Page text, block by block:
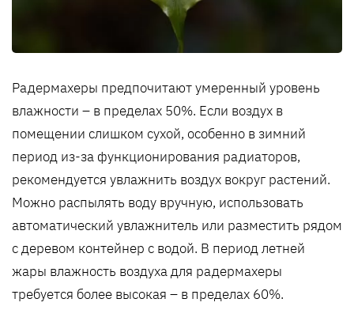
Радермахеры предпочитают умеренный уровень
влажности – в пределах 50%. Если воздух в
помещении слишком сухой, особенно в зимний
период из-за функционирования радиаторов,
рекомендуется увлажнить воздух вокруг растений.
Можно распылять воду вручную, использовать
автоматический увлажнитель или разместить рядом
с деревом контейнер с водой. В период летней
жары влажность воздуха для радермахеры
требуется более высокая – в пределах 60%.